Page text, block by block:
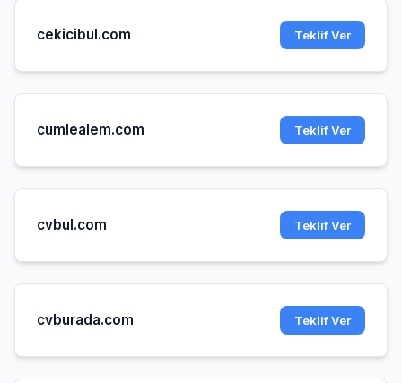
cekicibul.com Teklif Ver
cumlealem.com Teklif Ver
cvbul.com Teklif Ver
cvburada.com Teklif Ver